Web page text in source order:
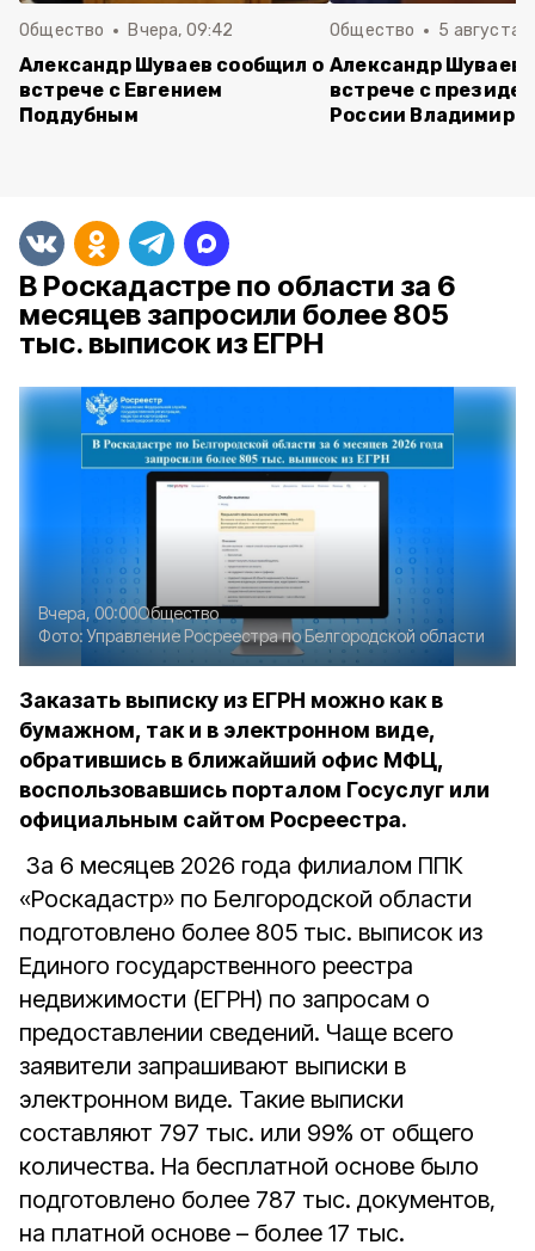
Общество Вчера, 09:42
Александр Шуваев сообщил о
встрече с Евгением
Поддубным
Общество 5 августа ,
Александр Шуваев
встрече с
России
В Роскадастре по области за 6
месяцев запросили более 805
тыс. выписок из ЕГРН
Вчера, 00:00Общество
Фото:Управление Росреестра по Белгородской области
Заказать выписку из ЕГРН можно как в
бумажном, так и в электронном виде,
обратившись в ближайший офис МФЦ,
воспользовавшись порталом Госуслуг или
официальным сайтом Росреестра.
За 6 месяцев 2026 года филиалом ППК
«Роскадастр» по Белгородской области
подготовлено более 805 тыс. выписок из
Единого государственного реестра
недвижимости (ЕГРН) по запросам о
предоставлении сведений. Чаще всего
заявители запрашивают выписки в
электронном виде. Такие выписки
составляют 797 тыс. или 99% от общего
количества. На бесплатной основе было
подготовлено более 787 тыс. документов,
на платной основе – более 17 тыс.